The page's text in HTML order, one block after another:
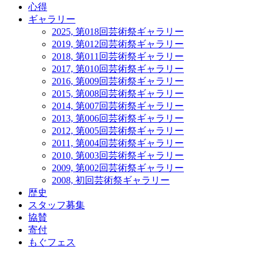
心得
ギャラリー
2025, 第018回芸術祭ギャラリー
2019, 第012回芸術祭ギャラリー
2018, 第011回芸術祭ギャラリー
2017, 第010回芸術祭ギャラリー
2016, 第009回芸術祭ギャラリー
2015, 第008回芸術祭ギャラリー
2014, 第007回芸術祭ギャラリー
2013, 第006回芸術祭ギャラリー
2012, 第005回芸術祭ギャラリー
2011, 第004回芸術祭ギャラリー
2010, 第003回芸術祭ギャラリー
2009, 第002回芸術祭ギャラリー
2008, 初回芸術祭ギャラリー
歴史
スタッフ募集
協賛
寄付
もぐフェス